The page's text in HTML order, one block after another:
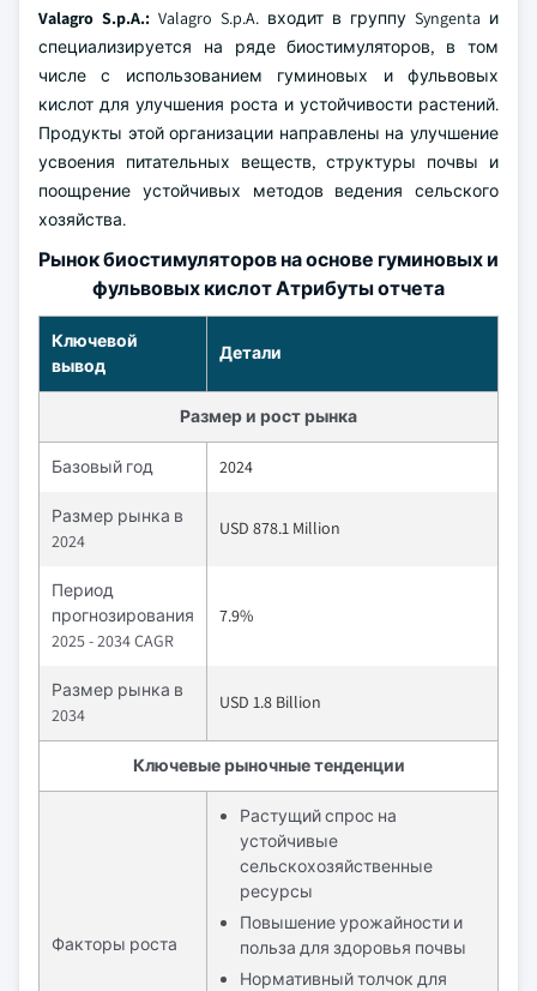
Valagro S.p.A.: Valagro S.p.A. входит в группу Syngenta и
специализируется на ряде биостимуляторов, в том
числе с использованием гуминовых и фульвовых
кислот для улучшения роста и устойчивости растений.
Продукты этой организации направлены на улучшение
усвоения питательных веществ, структуры почвы и
поощрение устойчивых методов ведения сельского
хозяйства.
Рынок биостимуляторов на основе гуминовых и
фульвовых кислот Атрибуты отчета
Ключевой
вывод
Детали
Размер и рост рынка
Базовый год 2024
Размер рынка в
2024
USD 878.1 Million
Период
прогнозирования
2025 - 2034 CAGR
7.9%
Размер рынка в
2034
USD 1.8 Billion
Ключевые рыночные тенденции
Факторы роста
Растущий спрос на
устойчивые
сельскохозяйственные
ресурсы
Повышение урожайности и
польза для здоровья почвы
Нормативный толчок для